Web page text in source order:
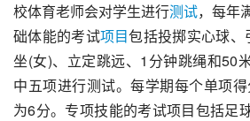
校体育老师会对学生进行测试，每年
础体能的考试项目包括投掷实心球
坐(女)、立定跳远、1分钟跳绳和50
中五项进行测试。每学期每个单项
为6分。专项技能的考试项目包括足